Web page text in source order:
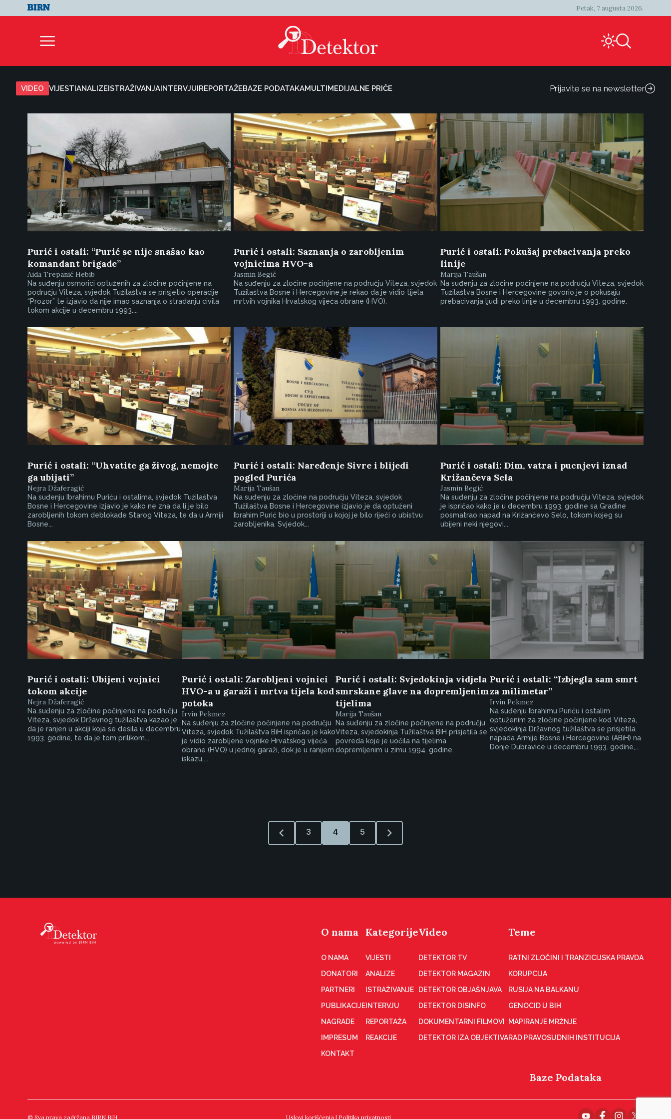
Petak, 7 augusta 2026.
VIDEO VIJESTIANALIZEISTRAŽIVANJAINTERVJUIREPORTAŽEBAZE PODATAKAMULTIMEDIJALNE PRIČE Prijavite se na newsletter
Purić i ostali: “Purić se nije snašao kao
komandant brigade”
Aida Trepanić Hebib
Na suđenju osmorici optuženih za zločine počinjene na
području Viteza, svjedok Tužilaštva se prisjetio operacije
“Prozor” te izjavio da nije imao saznanja o stradanju civila
tokom akcije u decembru 1993....
Purić i ostali: Saznanja o zarobljenim
vojnicima HVO-a
Jasmin Begić
Na suđenju za zločine počinjene na području Viteza, svjedok
Tužilaštva Bosne i Hercegovine je rekao da je vidio tijela
mrtvih vojnika Hrvatskog vijeća obrane (HVO).
Purić i ostali: Pokušaj prebacivanja preko
linije
Marija Taušan
Na suđenju za zločine počinjene na području Viteza, svjedok
Tužilaštva Bosne i Hercegovine govorio je o pokušaju
prebacivanja ljudi preko linije u decembru 1993. godine.
Purić i ostali: “Uhvatite ga živog, nemojte
ga ubijati”
Nejra Džaferagić
Na suđenju Ibrahimu Puriću i ostalima, svjedok Tužilaštva
Bosne i Hercegovine izjavio je kako ne zna da li je bilo
zarobljenih tokom deblokade Starog Viteza, te da u Armiji
Bosne...
Purić i ostali: Naređenje Sivre i blijedi
pogled Purića
Marija Taušan
Na suđenju za zločine na području Viteza, svjedok
Tužilaštva Bosne i Hercegovine izjavio je da optuženi
Ibrahim Purić bio u prostoriji u kojoj je bilo riječi o ubistvu
zarobljenika. Svjedok...
Purić i ostali: Dim, vatra i pucnjevi iznad
Križančeva Sela
Jasmin Begić
Na suđenju za zločine počinjene na području Viteza, svjedok
je ispričao kako je u decembru 1993. godine sa Gradine
posmatrao napad na Križančevo Selo, tokom kojeg su
ubijeni neki njegovi...
Purić i ostali: Ubijeni vojnici
tokom akcije
Nejra Džaferagić
Na suđenju za zločine počinjene na području
Viteza, svjedok Državnog tužilaštva kazao je
da je ranjen u akciji koja se desila u decembru
1993. godine, te da je tom prilikom...
Purić i ostali: Zarobljeni vojnici
HVO-a u garaži i mrtva tijela kod
potoka
Irvin Pekmez
Na suđenju za zločine počinjene na području
Viteza, svjedok Tužilaštva BiH ispričao je kako
je vidio zarobljene vojnike Hrvatskog vijeća
obrane (HVO) u jednoj garaži, dok je u ranijem
iskazu,...
Purić i ostali: Svjedokinja vidjela
smrskane glave na dopremljenim
tijelima
Marija Taušan
Na suđenju za zločine počinjene na području
Viteza, svjedokinja Tužilaštva BiH prisjetila se
povreda koje je uočila na tijelima
dopremljenim u zimu 1994. godine.
Purić i ostali: “Izbjegla sam smrt
za milimetar”
Irvin Pekmez
Na suđenju Ibrahimu Puriću i ostalim
optuženim za zločine počinjene kod Viteza,
svjedokinja Državnog tužilaštva se prisjetila
napada Armije Bosne i Hercegovine (ABiH) na
Donje Dubravice u decembru 1993. godine,...
3 4 5
O nama
O NAMA
DONATORI
PARTNERI
PUBLIKACIJE
NAGRADE
IMPRESUM
KONTAKT
Kategorije
VIJESTI
ANALIZE
ISTRAŽIVANJE
INTERVJU
REPORTAŽA
REAKCIJE
Video
DETEKTOR TV
DETEKTOR MAGAZIN
DETEKTOR OBJAŠNJAVA
DETEKTOR DISINFO
DOKUMENTARNI FILMOVI
DETEKTOR IZA OBJEKTIVA
Teme
RATNI ZLOČINI I TRANZICIJSKA PRAVDA
KORUPCIJA
RUSIJA NA BALKANU
GENOCID U BIH
MAPIRANJE MRŽNJE
RAD PRAVOSUDNIH INSTITUCIJA
Baze Podataka
© Sva prava zadržana BIRN BiH. Uslovi korišćenja | Politika privatnosti